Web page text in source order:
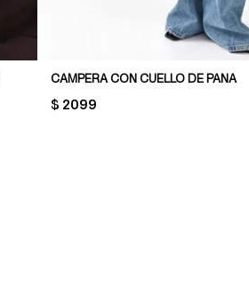
CAMPERA CON CUELLO DE PANA
PRICE:
$ 2099